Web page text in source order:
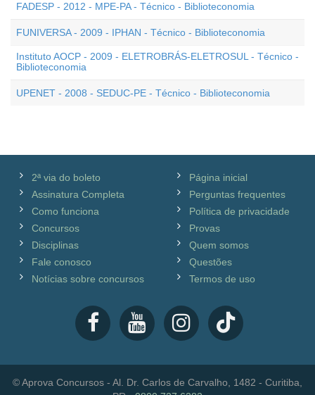
FADESP - 2012 - MPE-PA - Técnico - Biblioteconomia
FUNIVERSA - 2009 - IPHAN - Técnico - Biblioteconomia
Instituto AOCP - 2009 - ELETROBRÁS-ELETROSUL - Técnico -
Biblioteconomia
UPENET - 2008 - SEDUC-PE - Técnico - Biblioteconomia
2ª via do boleto
Assinatura Completa
Como funciona
Concursos
Disciplinas
Fale conosco
Notícias sobre concursos
Página inicial
Perguntas frequentes
Política de privacidade
Provas
Quem somos
Questões
Termos de uso
© Aprova Concursos - Al. Dr. Carlos de Carvalho, 1482 - Curitiba,